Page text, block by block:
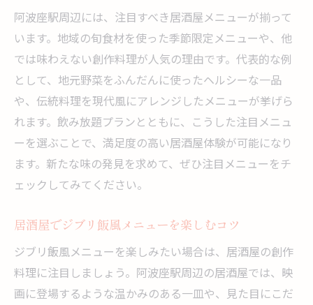
阿波座駅周辺には、注目すべき居酒屋メニューが揃って
います。地域の旬食材を使った季節限定メニューや、他
では味わえない創作料理が人気の理由です。代表的な例
として、地元野菜をふんだんに使ったヘルシーな一品
や、伝統料理を現代風にアレンジしたメニューが挙げら
れます。飲み放題プランとともに、こうした注目メニュ
ーを選ぶことで、満足度の高い居酒屋体験が可能になり
ます。新たな味の発見を求めて、ぜひ注目メニューをチ
ェックしてみてください。
居酒屋でジブリ飯風メニューを楽しむコツ
ジブリ飯風メニューを楽しみたい場合は、居酒屋の創作
料理に注目しましょう。阿波座駅周辺の居酒屋では、映
画に登場するような温かみのある一皿や、見た目にこだ